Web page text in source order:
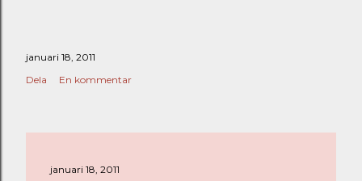
januari 18, 2011
Dela
En kommentar
januari 18, 2011